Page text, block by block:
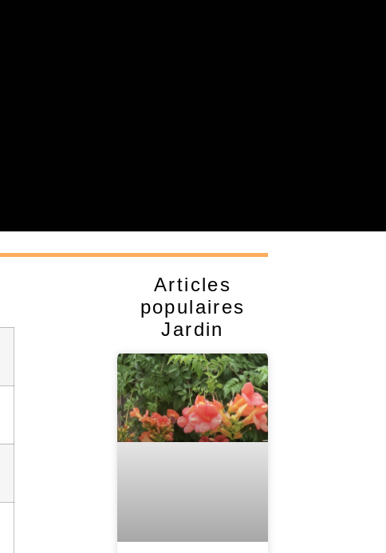
Articles
populaires
Jardin